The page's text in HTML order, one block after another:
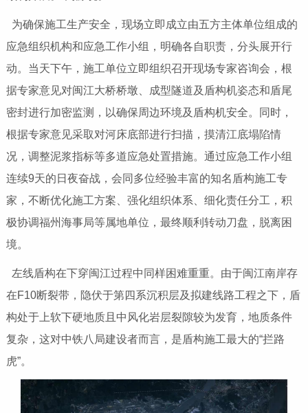
为确保施工生产安全，现场立即成立由五方主体单位组成的
应急组织机构和应急工作小组，明确各自职责，分头展开行
动。当天下午，施工单位立即组织召开现场专家咨询会，根
据专家意见对闽江大桥桥墩、成型隧道及盾构机姿态和盾尾
密封进行加密监测，以确保周边环境及盾构机安全。同时，
根据专家意见采取对河床底部进行扫描，摸清江底塌陷情
况，调整泥浆指标等多道应急处置措施。通过应急工作小组
连续9天的日夜奋战，会同多位经验丰富的知名盾构施工专
家，不断优化施工方案、强化组织体系、细化责任分工，积
极协调福州海事局等属地单位，最终顺利转动刀盘，脱离困
境。
左线盾构在下穿闽江过程中同样困难重重。由于闽江南岸存
在F10断裂带，隐伏于第四系沉积层及拟建线路工程之下，盾
构处于上软下硬地质且中风化岩层裂隙较为发育，地质条件
复杂，这对中铁八局建设者而言，是盾构施工最大的“拦路
虎”。